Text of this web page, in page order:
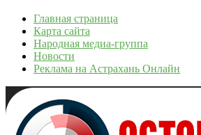
Главная страница
Карта сайта
Народная медиа-группа
Новости
Реклама на Астрахань Онлайн